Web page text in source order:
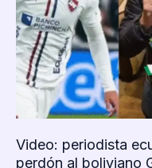
Video: periodista
perdón al boliviano